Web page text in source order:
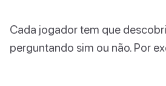
Cada jogador tem que
perguntando sim ou não. Por